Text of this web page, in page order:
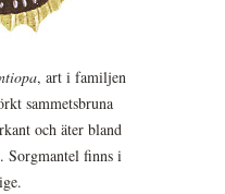
, art i familjen
sammetsbruna
och äter bland
Sorgmantel finns i